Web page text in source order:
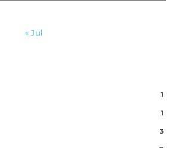
« Jul
1
1
3